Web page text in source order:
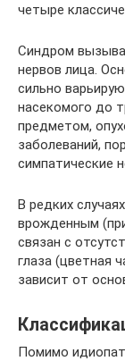
четыре
Синдром
нервов лица.
сильно
насекомого до
предметом,
заболеваний,
симпатические
В редких
врожденным
связан с
глаза (цветная
зависит от
Помимо